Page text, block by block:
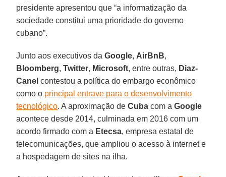
presidente apresentou que “a informatização da
sociedade constitui uma prioridade do governo
cubano”.
Junto aos executivos daGoogle, AirBnB,
Bloomberg,Twitter, Microsoft, entre outras, Diaz-
Canel contestou a política do embargo econômico
como o principal entrave para o desenvolvimento
tecnológico. A aproximação deCuba com aGoogle
acontece desde 2014, culminada em 2016 com um
acordo firmado com a Etecsa, empresa estatal de
telecomunicações, que ampliou o acesso à internet e
a hospedagem de sites na ilha.